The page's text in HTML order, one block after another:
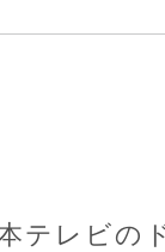
テレビの